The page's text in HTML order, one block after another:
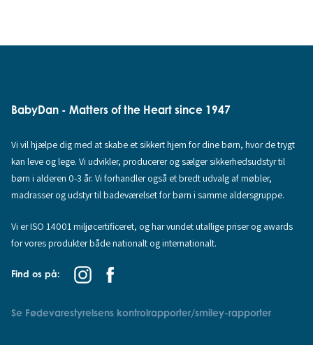
BabyDan - Matters of the Heart since 1947
Vi vil hjælpe dig med at skabe et sikkert hjem for dine børn, hvor de trygt
kan leve og lege. Vi udvikler, producerer og sælger sikkerhedsudstyr til
børn i alderen 0-3 år. Vi forhandler også et bredt udvalg af møbler,
madrasser og udstyr til badeværelset for børn i samme aldersgruppe.
Vi er ISO 14001 miljøcertificeret, og har vundet utallige priser og awards
for vores produkter både nationalt og internationalt.
Find os på:
Se Fødevarestyrelsens kontrolrapporter/smiley-rapporter